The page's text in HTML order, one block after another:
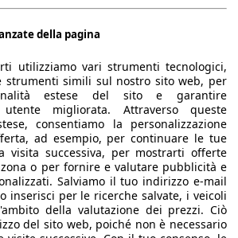
4.6 l/100km
1.6 l/100km
43 l
alcuna responsabilità per la correttezza
Torna su
il mercato auto europeo.
della pagina
utilizziamo vari strumenti tecnologici,
strumenti simili sul nostro sito web, per
estese del sito e garantire
utente migliorata. Attraverso queste
consentiamo la personalizzazione
ad esempio, per continuare le tue
visita successiva, per mostrarti offerte
o per fornire e valutare pubblicità e
Salviamo il tuo indirizzo e-mail
inserisci per le ricerche salvate, i veicoli
della valutazione dei prezzi. Ciò
del sito web, poiché non è necessario